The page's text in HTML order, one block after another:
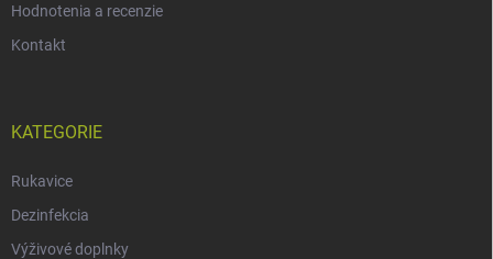
Hodnotenia a recenzie
Kontakt
KATEGORIE
Rukavice
Dezinfekcia
Výživové doplnky